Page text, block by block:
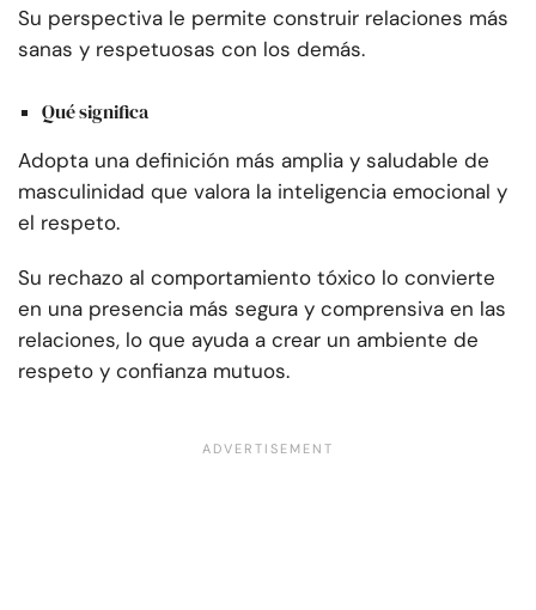
Su perspectiva le permite construir relaciones más
sanas y respetuosas con los demás.
Qué significa
Adopta una definición más amplia y saludable de
masculinidad que valora la inteligencia emocional y
el respeto.
Su rechazo al comportamiento tóxico lo convierte
en una presencia más segura y comprensiva en las
relaciones, lo que ayuda a crear un ambiente de
respeto y confianza mutuos.